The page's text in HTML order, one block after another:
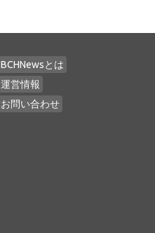
BCHNewsとは
運営情報
お問い合わせ